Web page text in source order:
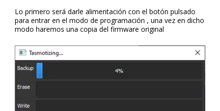
Lo primero será darle alimentación con el botón pulsado
para entrar en el modo de programación , una vez en dicho
modo haremos una copia del firmware original